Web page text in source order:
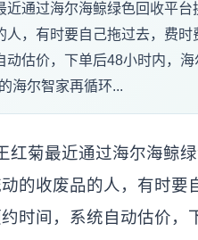
近通过海尔海鲸绿色回收平
，有时要自己拖过去，费
估价，下单后48小时内，
海尔智家再循环...
菊最近通过海尔海鲸绿
的收废品的人，有时要
约时间，系统自动估价